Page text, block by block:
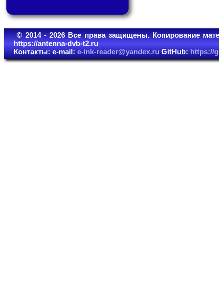
© 2014 - 2026 Все права защищены. Копирование
https://antenna-dvb-t2.ru
Контакты: e-mail:e-ink-reader@yandex.ruGitHub:https://